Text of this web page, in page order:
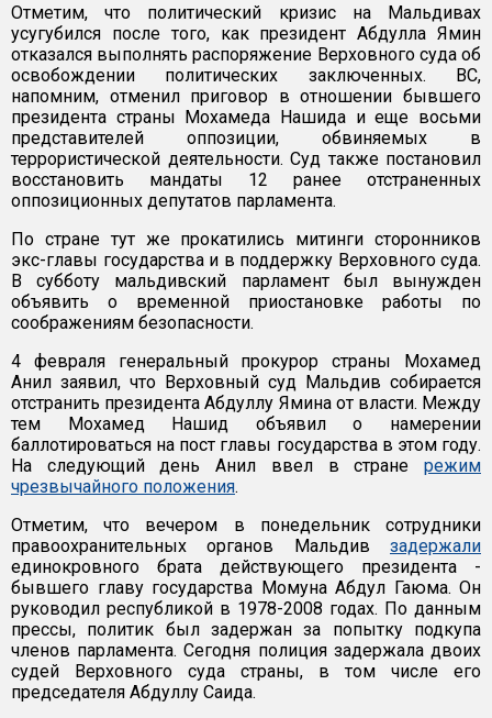
Отметим, что политический кризис на Мальдивах
усугубился после того, как президент Абдулла Ямин
отказался выполнять распоряжение Верховного суда об
освобождении политических заключенных. ВС,
напомним, отменил приговор в отношении бывшего
президента страны Мохамеда Нашида и еще восьми
представителей оппозиции, обвиняемых в
террористической деятельности. Суд также постановил
восстановить мандаты 12 ранее отстраненных
оппозиционных депутатов парламента.
По стране тут же прокатились митинги сторонников
экс-главы государства и в поддержку Верховного суда.
В субботу мальдивский парламент был вынужден
объявить о временной приостановке работы по
соображениям безопасности.
4 февраля генеральный прокурор страны Мохамед
Анил заявил, что Верховный суд Мальдив собирается
отстранить президента Абдуллу Ямина от власти. Между
тем Мохамед Нашид объявил о намерении
баллотироваться на пост главы государства в этом году.
На следующий день Анил ввел в стране режим
чрезвычайного положения.
Отметим, что вечером в понедельник сотрудники
правоохранительных органов Мальдив задержали
единокровного брата действующего президента -
бывшего главу государства Момуна Абдул Гаюма. Он
руководил республикой в 1978-2008 годах. По данным
прессы, политик был задержан за попытку подкупа
членов парламента. Сегодня полиция задержала двоих
судей Верховного суда страны, в том числе его
председателя Абдуллу Саида.